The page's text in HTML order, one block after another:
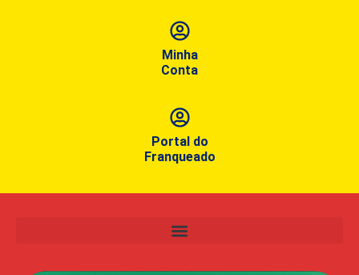
Minha
Conta
Portal do
Franqueado